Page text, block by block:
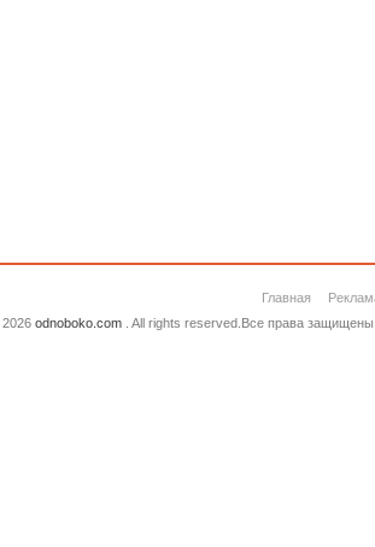
Главная
odnoboko.com. All rights reserved.Все права защищены.